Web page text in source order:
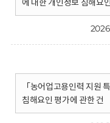
에 대한 개인정보 침해요
「농어업고용인력 지원
침해요인 평가에 관한 건